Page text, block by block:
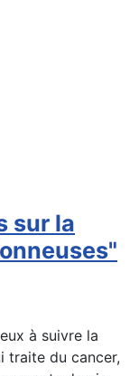
sur la
à suivre la
traite du cancer,